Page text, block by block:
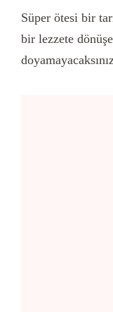
Süper ötesi bir
bir lezzete